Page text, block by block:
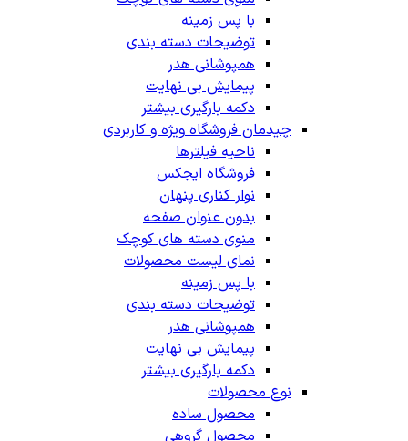
با پس زمینه
توضیحات دسته بندی
همپوشانی هدر
پیمایش بی نهایت
دکمه بارگیری بیشتر
چیدمان فروشگاهویژه و کاربردی
ناحیه فیلترها
فروشگاه ایجکس
نوار کناری پنهان
بدون عنوان صفحه
منوی دسته های کوچک
نمای لیست محصولات
با پس زمینه
توضیحات دسته بندی
همپوشانی هدر
پیمایش بی نهایت
دکمه بارگیری بیشتر
نوع محصولات
محصول ساده
محصول گروهی